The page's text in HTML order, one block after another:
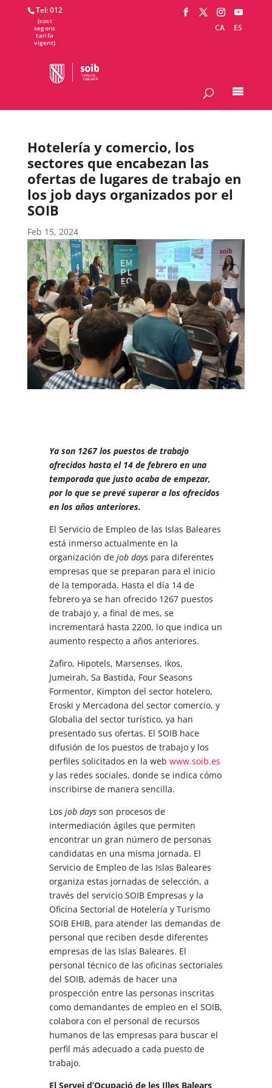
Tel: 012
CA
ES
Hotelería y comercio, los
sectores que encabezan las
ofertas de lugares de trabajo en
los job days organizados por el
SOIB
Feb 15, 2024
Ya son 1267 los puestos de trabajo
ofrecidos hasta el 14 de febrero en una
temporada que justo acaba de empezar,
por lo que se prevé superar a los ofrecidos
en los años anteriores.
El Servicio de Empleo de las Islas Baleares
está inmerso actualmente en la
organización de job dayspara diferentes
empresas que se preparan para el inicio
de la temporada. Hasta el día 14 de
febrero ya se han ofrecido 1267 puestos
de trabajo y, a final de mes, se
incrementará hasta 2200, lo que indica un
aumento respecto a años anteriores.
Zafiro, Hipotels, Marsenses, Ikos,
Jumeirah, Sa Bastida, Four Seasons
Formentor, Kimpton del sector hotelero,
Eroski y Mercadona del sector comercio, y
Globalia del sector turístico, ya han
presentado sus ofertas. El SOIB hace
difusión de los puestos de trabajo y los
perfiles solicitados en la web www.soib.es
y las redes sociales, donde se indica cómo
inscribirse de manera sencilla.
Los job daysson procesos de
intermediación ágiles que permiten
encontrar un gran número de personas
candidatas en una misma jornada. El
Servicio de Empleo de las Islas Baleares
organiza estas jornadas de selección, a
través del servicio SOIB Empresas y la
Oficina Sectorial de Hotelería y Turismo
SOIB EHIB, para atender las demandas de
personal que reciben desde diferentes
empresas de las Islas Baleares. El
personal técnico de las oficinas sectoriales
del SOIB, además de hacer una
prospección entre las personas inscritas
como demandantes de empleo en el SOIB,
colabora con el personal de recursos
humanos de las empresas para buscar el
perfil más adecuado a cada puesto de
trabajo.
El Servei d’Ocupació de les Illes Balears